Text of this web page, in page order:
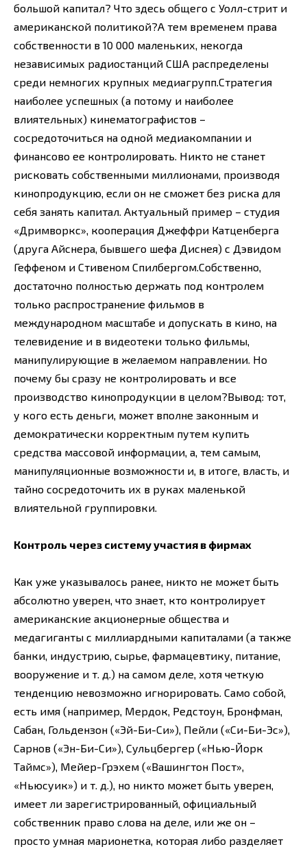
большой капитал? Что здесь общего с Уолл-стрит и
американской политикой?А тем временем права
собственности в 10 000 маленьких, некогда
независимых радиостанций США распределены
среди немногих крупных медиагрупп.Стратегия
наиболее успешных (а потому и наиболее
влиятельных) кинематографистов –
сосредоточиться на одной медиакомпании и
финансово ее контролировать. Никто не станет
рисковать собственными миллионами, производя
кинопродукцию, если он не сможет без риска для
себя занять капитал. Актуальный пример – студия
«Дримворкс», кооперация Джеффри Катценберга
(друга Айснера, бывшего шефа Диснея) с Дэвидом
Геффеном и Стивеном Спилбергом.Собственно,
достаточно полностью держать под контролем
только распространение фильмов в
международном масштабе и допускать в кино, на
телевидение и в видеотеки только фильмы,
манипулирующие в желаемом направлении. Но
почему бы сразу не контролировать и все
производство кинопродукции в целом?Вывод: тот,
у кого есть деньги, может вполне законным и
демократически корректным путем купить
средства массовой информации, а, тем самым,
манипуляционные возможности и, в итоге, власть, и
тайно сосредоточить их в руках маленькой
влиятельной группировки.
Контроль через систему участия в фирмах
Как уже указывалось ранее, никто не может быть
абсолютно уверен, что знает, кто контролирует
американские акционерные общества и
медагиганты с миллиардными капиталами (а также
банки, индустрию, сырье, фармацевтику, питание,
вооружение и т. д.) на самом деле, хотя четкую
тенденцию невозможно игнорировать. Само собой,
есть имя (например, Мердок, Редстоун, Бронфман,
Сабан, Гольдензон («Эй-Би-Си»), Пейли («Си-Би-Эс»),
Сарнов («Эн-Би-Си»), Сульцбергер («Нью-Йорк
Таймс»), Мейер-Грэхем («Вашингтон Пост»,
«Ньюсуик») и т. д.), но никто может быть уверен,
имеет ли зарегистрированный, официальный
собственник право слова на деле, или же он –
просто умная марионетка, которая либо разделяет